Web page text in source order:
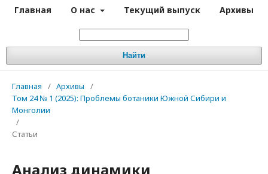
Главная О нас Текущий выпуск Архивы
Найти
Главная / Архивы
/
Том 24 № 1 (2025): Проблемы ботаники Южной Сибири и
Монголии
/
Статьи
Анализ динамики